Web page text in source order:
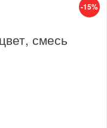
-15%
смесь